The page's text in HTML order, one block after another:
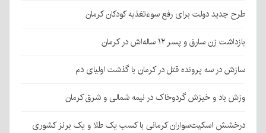
طرح جدید دولت برای رفع سوءتغذیه کودکان کرمان
بازداشت زن سارق و پسر ۱۲ ساله‌اش در کرمان
سازش در سه پرونده قتل در کرمان با گذشت اولیای دم
وزش باد و خیزش گردوخاک در نیمه شمالی و شرق کرمان
درخشش اسکیت‌سواران کرمانی با کسب یک طلا و یک برنز کشوری